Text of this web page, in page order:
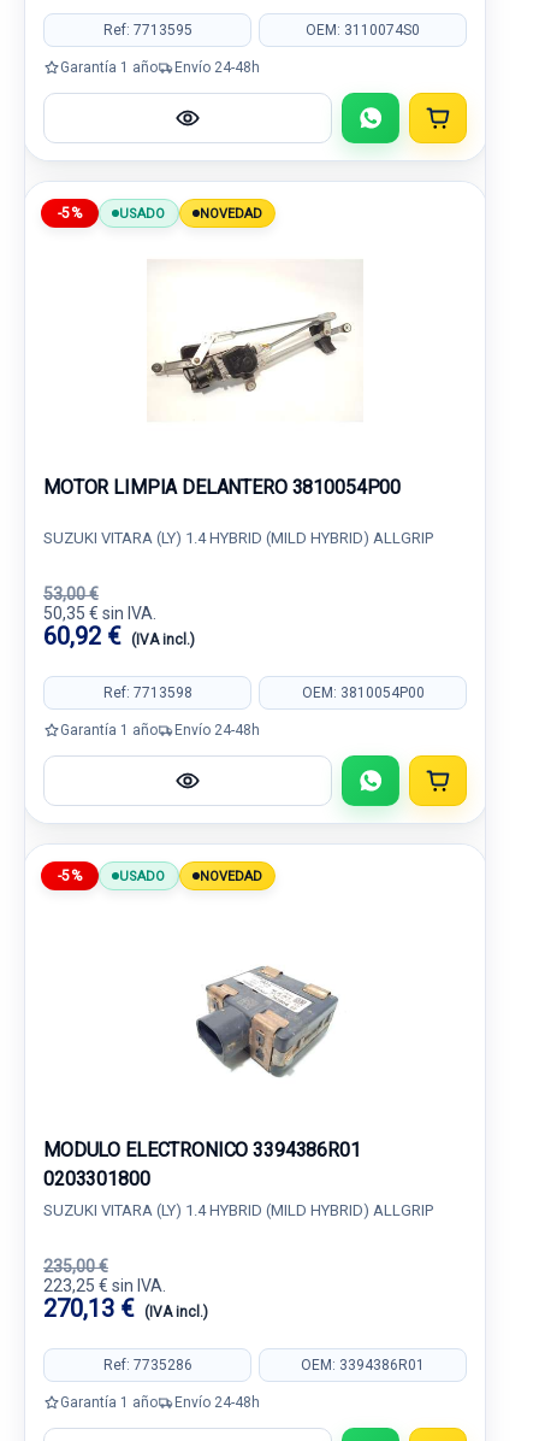
Ref: 7713595 OEM: 3110074S0
Garantía 1 año Envío 24-48h
-5% USADO NOVEDAD
MOTOR LIMPIA DELANTERO 3810054P00
SUZUKI VITARA (LY) 1.4 HYBRID (MILD HYBRID) ALLGRIP
53,00 €
50,35 € sin IVA.
60,92 € (IVA incl.)
Ref: 7713598 OEM: 3810054P00
Garantía 1 año Envío 24-48h
-5% USADO NOVEDAD
MODULO ELECTRONICO 3394386R01
0203301800
SUZUKI VITARA (LY) 1.4 HYBRID (MILD HYBRID) ALLGRIP
235,00 €
223,25 € sin IVA.
270,13 € (IVA incl.)
Ref: 7735286 OEM: 3394386R01
Garantía 1 año Envío 24-48h